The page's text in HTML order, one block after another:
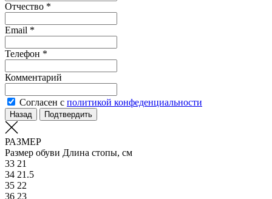
Отчество *
Email *
Телефон *
Комментарий
Согласен с политикой конфеденциальности
Назад Подтвердить
РАЗМЕР
Размер обуви Длина стопы, см
33 21
34 21.5
35 22
36 23